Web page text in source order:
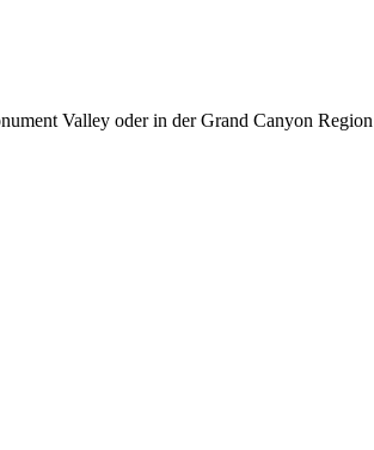
Valley oder in der Grand Canyon Region